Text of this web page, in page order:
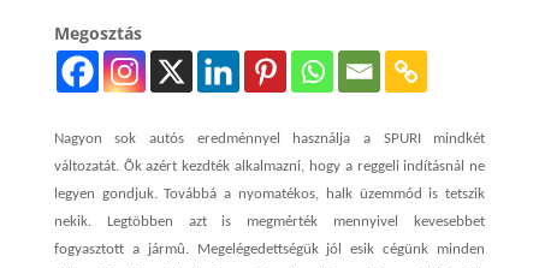
Megosztás
Nagyon sok autós eredménnyel használja a SPURI mindkét
változatát. Õk azért kezdték alkalmazni, hogy a reggeli indításnál ne
legyen gondjuk. Továbbá a nyomatékos, halk üzemmód is tetszik
nekik. Legtöbben azt is megmérték mennyivel kevesebbet
fogyasztott a jármû. Megelégedettségük jól esik cégünk minden